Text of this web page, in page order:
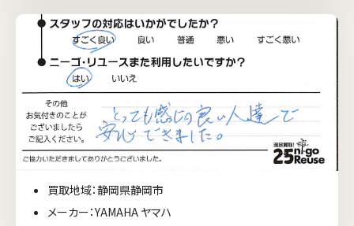
買取地域：静岡県静岡市
メーカー：YAMAHA ヤマハ